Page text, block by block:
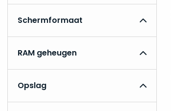
Schermformaat
RAM geheugen
Opslag